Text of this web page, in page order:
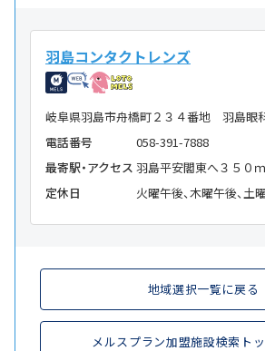
羽島コンタクトレンズ
岐阜県羽島市舟橋町２３４番地 羽島眼
電話番号
058-391-7888
最寄駅・アクセス 羽島平安閣東へ３５０ｍ
定休日
火曜午後、木曜午後、土
地域選択一覧に戻る
メルスプラン加盟施設検索ト